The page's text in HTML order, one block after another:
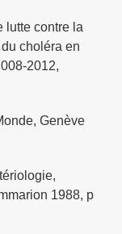
lutte contre la
choléra en
2012,
Genève
1988, p